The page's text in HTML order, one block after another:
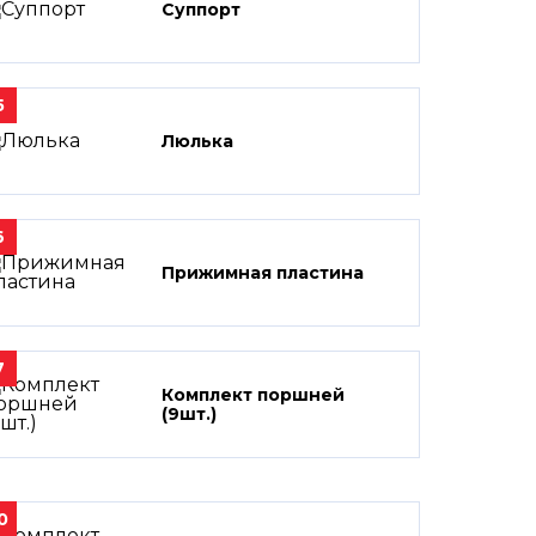
Суппорт
Люлька
Прижимная пластина
Комплект поршней
(9шт.)